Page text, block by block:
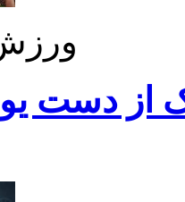
از دست